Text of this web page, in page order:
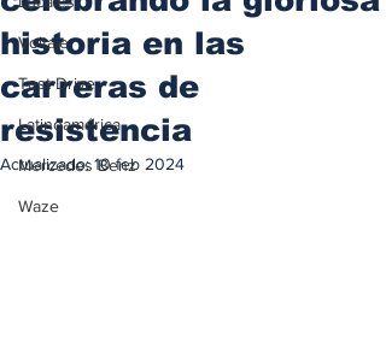
Voltaje
Test Drive
Latinoamérica
Mercedes Benz
Waze
historia en las
carreras de
resistencia
Actualizado:10 feb 2024